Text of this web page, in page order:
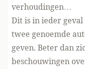
verhoudingen…
Dit is in ieder
twee genoemde
geven. Beter dan
beschouwingen